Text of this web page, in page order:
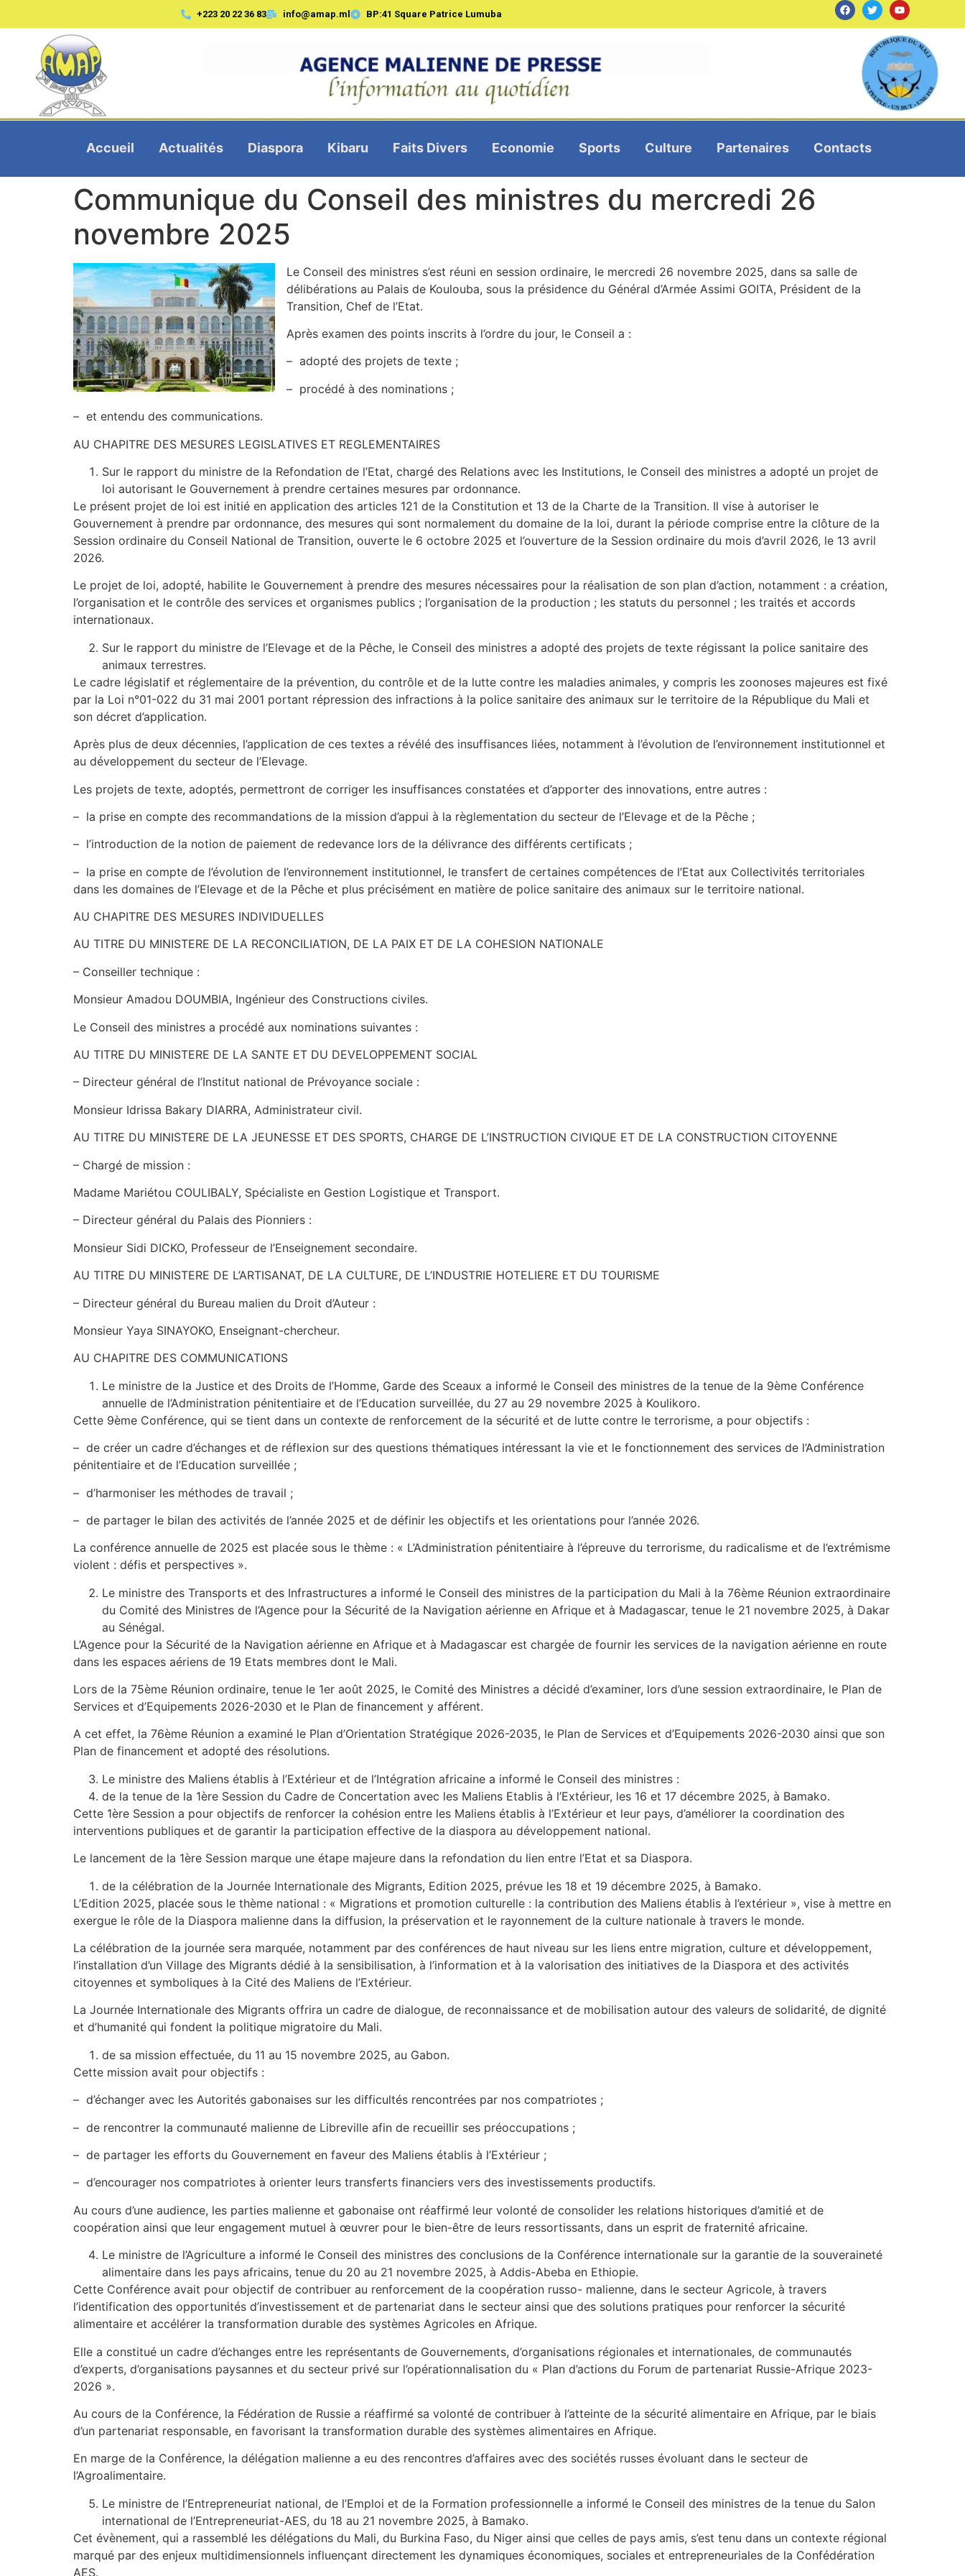
+223 20 22 36 83 info@amap.ml BP:41 Square Patrice Lumuba
Accueil Actualités Diaspora Kibaru Faits Divers Economie Sports Culture Partenaires Contacts
Communique du Conseil des ministres du mercredi 26
novembre 2025
Le Conseil des ministres s’est réuni en session ordinaire, le mercredi 26 novembre 2025, dans sa salle de
délibérations au Palais de Koulouba, sous la présidence du Général d’Armée Assimi GOITA, Président de la
Transition, Chef de l’Etat.
Après examen des points inscrits à l’ordre du jour, le Conseil a :
– adopté des projets de texte ;
– procédé à des nominations ;
– et entendu des communications.
AU CHAPITRE DES MESURES LEGISLATIVES ET REGLEMENTAIRES
Sur le rapport du ministre de la Refondation de l’Etat, chargé des Relations avec les Institutions, le Conseil des ministres a adopté un projet de
loi autorisant le Gouvernement à prendre certaines mesures par ordonnance.
Le présent projet de loi est initié en application des articles 121 de la Constitution et 13 de la Charte de la Transition. Il vise à autoriser le
Gouvernement à prendre par ordonnance, des mesures qui sont normalement du domaine de la loi, durant la période comprise entre la clôture de la
Session ordinaire du Conseil National de Transition, ouverte le 6 octobre 2025 et l’ouverture de la Session ordinaire du mois d’avril 2026, le 13 avril
2026.
Le projet de loi, adopté, habilite le Gouvernement à prendre des mesures nécessaires pour la réalisation de son plan d’action, notamment : a création,
l’organisation et le contrôle des services et organismes publics ; l’organisation de la production ; les statuts du personnel ; les traités et accords
internationaux.
Sur le rapport du ministre de l’Elevage et de la Pêche, le Conseil des ministres a adopté des projets de texte régissant la police sanitaire des
animaux terrestres.
Le cadre législatif et réglementaire de la prévention, du contrôle et de la lutte contre les maladies animales, y compris les zoonoses majeures est fixé
par la Loi n°01-022 du 31 mai 2001 portant répression des infractions à la police sanitaire des animaux sur le territoire de la République du Mali et
son décret d’application.
Après plus de deux décennies, l’application de ces textes a révélé des insuffisances liées, notamment à l’évolution de l’environnement institutionnel et
au développement du secteur de l’Elevage.
Les projets de texte, adoptés, permettront de corriger les insuffisances constatées et d’apporter des innovations, entre autres :
– la prise en compte des recommandations de la mission d’appui à la règlementation du secteur de l’Elevage et de la Pêche ;
– l’introduction de la notion de paiement de redevance lors de la délivrance des différents certificats ;
– la prise en compte de l’évolution de l’environnement institutionnel, le transfert de certaines compétences de l’Etat aux Collectivités territoriales
dans les domaines de l’Elevage et de la Pêche et plus précisément en matière de police sanitaire des animaux sur le territoire national.
AU CHAPITRE DES MESURES INDIVIDUELLES
AU TITRE DU MINISTERE DE LA RECONCILIATION, DE LA PAIX ET DE LA COHESION NATIONALE
– Conseiller technique :
Monsieur Amadou DOUMBIA, Ingénieur des Constructions civiles.
Le Conseil des ministres a procédé aux nominations suivantes :
AU TITRE DU MINISTERE DE LA SANTE ET DU DEVELOPPEMENT SOCIAL
– Directeur général de l’Institut national de Prévoyance sociale :
Monsieur Idrissa Bakary DIARRA, Administrateur civil.
AU TITRE DU MINISTERE DE LA JEUNESSE ET DES SPORTS, CHARGE DE L’INSTRUCTION CIVIQUE ET DE LA CONSTRUCTION CITOYENNE
– Chargé de mission :
Madame Mariétou COULIBALY, Spécialiste en Gestion Logistique et Transport.
– Directeur général du Palais des Pionniers :
Monsieur Sidi DICKO, Professeur de l’Enseignement secondaire.
AU TITRE DU MINISTERE DE L’ARTISANAT, DE LA CULTURE, DE L’INDUSTRIE HOTELIERE ET DU TOURISME
– Directeur général du Bureau malien du Droit d’Auteur :
Monsieur Yaya SINAYOKO, Enseignant-chercheur.
AU CHAPITRE DES COMMUNICATIONS
Le ministre de la Justice et des Droits de l’Homme, Garde des Sceaux a informé le Conseil des ministres de la tenue de la 9ème Conférence
annuelle de l’Administration pénitentiaire et de l’Education surveillée, du 27 au 29 novembre 2025 à Koulikoro.
Cette 9ème Conférence, qui se tient dans un contexte de renforcement de la sécurité et de lutte contre le terrorisme, a pour objectifs :
– de créer un cadre d’échanges et de réflexion sur des questions thématiques intéressant la vie et le fonctionnement des services de l’Administration
pénitentiaire et de l’Education surveillée ;
– d’harmoniser les méthodes de travail ;
– de partager le bilan des activités de l’année 2025 et de définir les objectifs et les orientations pour l’année 2026.
La conférence annuelle de 2025 est placée sous le thème : « L’Administration pénitentiaire à l’épreuve du terrorisme, du radicalisme et de l’extrémisme
violent : défis et perspectives ».
Le ministre des Transports et des Infrastructures a informé le Conseil des ministres de la participation du Mali à la 76ème Réunion extraordinaire
du Comité des Ministres de l’Agence pour la Sécurité de la Navigation aérienne en Afrique et à Madagascar, tenue le 21 novembre 2025, à Dakar
au Sénégal.
L’Agence pour la Sécurité de la Navigation aérienne en Afrique et à Madagascar est chargée de fournir les services de la navigation aérienne en route
dans les espaces aériens de 19 Etats membres dont le Mali.
Lors de la 75ème Réunion ordinaire, tenue le 1er août 2025, le Comité des Ministres a décidé d’examiner, lors d’une session extraordinaire, le Plan de
Services et d’Equipements 2026-2030 et le Plan de financement y afférent.
A cet effet, la 76ème Réunion a examiné le Plan d’Orientation Stratégique 2026-2035, le Plan de Services et d’Equipements 2026-2030 ainsi que son
Plan de financement et adopté des résolutions.
Le ministre des Maliens établis à l’Extérieur et de l’Intégration africaine a informé le Conseil des ministres :
de la tenue de la 1ère Session du Cadre de Concertation avec les Maliens Etablis à l’Extérieur, les 16 et 17 décembre 2025, à Bamako.
Cette 1ère Session a pour objectifs de renforcer la cohésion entre les Maliens établis à l’Extérieur et leur pays, d’améliorer la coordination des
interventions publiques et de garantir la participation effective de la diaspora au développement national.
Le lancement de la 1ère Session marque une étape majeure dans la refondation du lien entre l’Etat et sa Diaspora.
de la célébration de la Journée Internationale des Migrants, Edition 2025, prévue les 18 et 19 décembre 2025, à Bamako.
L’Edition 2025, placée sous le thème national : « Migrations et promotion culturelle : la contribution des Maliens établis à l’extérieur », vise à mettre en
exergue le rôle de la Diaspora malienne dans la diffusion, la préservation et le rayonnement de la culture nationale à travers le monde.
La célébration de la journée sera marquée, notamment par des conférences de haut niveau sur les liens entre migration, culture et développement,
l’installation d’un Village des Migrants dédié à la sensibilisation, à l’information et à la valorisation des initiatives de la Diaspora et des activités
citoyennes et symboliques à la Cité des Maliens de l’Extérieur.
La Journée Internationale des Migrants offrira un cadre de dialogue, de reconnaissance et de mobilisation autour des valeurs de solidarité, de dignité
et d’humanité qui fondent la politique migratoire du Mali.
de sa mission effectuée, du 11 au 15 novembre 2025, au Gabon.
Cette mission avait pour objectifs :
– d’échanger avec les Autorités gabonaises sur les difficultés rencontrées par nos compatriotes ;
– de rencontrer la communauté malienne de Libreville afin de recueillir ses préoccupations ;
– de partager les efforts du Gouvernement en faveur des Maliens établis à l’Extérieur ;
– d’encourager nos compatriotes à orienter leurs transferts financiers vers des investissements productifs.
Au cours d’une audience, les parties malienne et gabonaise ont réaffirmé leur volonté de consolider les relations historiques d’amitié et de
coopération ainsi que leur engagement mutuel à œuvrer pour le bien-être de leurs ressortissants, dans un esprit de fraternité africaine.
Le ministre de l’Agriculture a informé le Conseil des ministres des conclusions de la Conférence internationale sur la garantie de la souveraineté
alimentaire dans les pays africains, tenue du 20 au 21 novembre 2025, à Addis-Abeba en Ethiopie.
Cette Conférence avait pour objectif de contribuer au renforcement de la coopération russo- malienne, dans le secteur Agricole, à travers
l’identification des opportunités d’investissement et de partenariat dans le secteur ainsi que des solutions pratiques pour renforcer la sécurité
alimentaire et accélérer la transformation durable des systèmes Agricoles en Afrique.
Elle a constitué un cadre d’échanges entre les représentants de Gouvernements, d’organisations régionales et internationales, de communautés
d’experts, d’organisations paysannes et du secteur privé sur l’opérationnalisation du « Plan d’actions du Forum de partenariat Russie-Afrique 2023-
2026 ».
Au cours de la Conférence, la Fédération de Russie a réaffirmé sa volonté de contribuer à l’atteinte de la sécurité alimentaire en Afrique, par le biais
d’un partenariat responsable, en favorisant la transformation durable des systèmes alimentaires en Afrique.
En marge de la Conférence, la délégation malienne a eu des rencontres d’affaires avec des sociétés russes évoluant dans le secteur de
l’Agroalimentaire.
Le ministre de l’Entrepreneuriat national, de l’Emploi et de la Formation professionnelle a informé le Conseil des ministres de la tenue du Salon
international de l’Entrepreneuriat-AES, du 18 au 21 novembre 2025, à Bamako.
Cet évènement, qui a rassemblé les délégations du Mali, du Burkina Faso, du Niger ainsi que celles de pays amis, s’est tenu dans un contexte régional
marqué par des enjeux multidimensionnels influençant directement les dynamiques économiques, sociales et entrepreneuriales de la Confédération
AES.